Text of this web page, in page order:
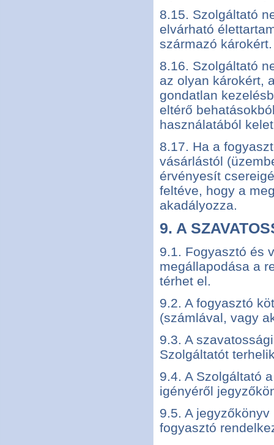
8.15. Szolgáltató
elvárható
származó károkért.
8.16. Szolgáltató
az olyan károkért,
gondatlan
eltérő
használatából
8.17. Ha a
vásárlástól
érvényesít
feltéve, hogy a
akadályozza.
9. A
9.1. Fogyasztó és
megállapodása a
térhet el.
9.2. A fogyasztó
(számlával, vagy
9.3. A
Szolgáltatót
9.4. A Szolgáltató
igényéről
9.5. A
fogyasztó